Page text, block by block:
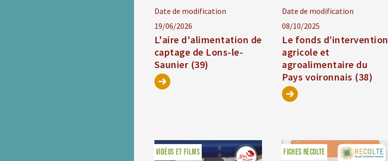
Date de modification
19/06/2026
L'aire d'alimentation de
captage de Lons-le-
Saunier (39)
Date de modification
08/10/2025
Le fonds d’intervention
agricole et
agroalimentaire du
Pays voironnais (38)
VIDÉOS ET FILMS FICHES RECOLTE